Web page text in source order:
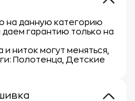
на данную категорию
гарантию только на
ниток могут меняться,
Полотенца, Детские